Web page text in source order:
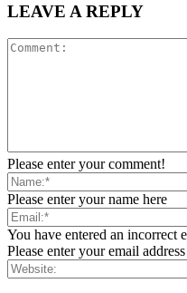
LEAVE A REPLY
Please enter your comment!
Please enter your name here
You have entered an incorrect
Please enter your email